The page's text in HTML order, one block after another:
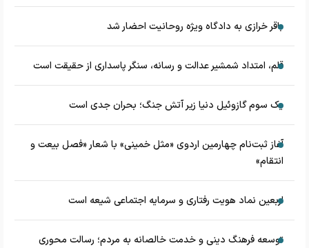
باقر خرازی به دادگاه ویژه روحانیت احضار شد
قلم، امتداد شمشیر عدالت و رسانه، سنگر پاسداری از حقیقت است
یک سوم گازوئیل دنیا زیر آتش جنگ؛ بحران جدی است
آغاز ثبت‌نام چهارمین اردوی «مثل خمینی» با شعار «فصل بیعت و
انتقام»
اربعین نماد هویت رفتاری و سرمایه اجتماعی شیعه است
توسعه فرهنگ دینی و خدمت خالصانه به مردم؛ رسالت محوری